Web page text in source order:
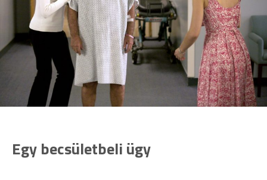
Egy becsületbeli ügy